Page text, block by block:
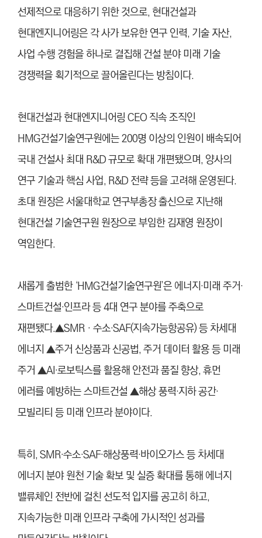
선제적으로 대응하기 위한 것으로, 현대건설과
현대엔지니어링은 각 사가 보유한 연구 인력, 기술 자산,
사업 수행 경험을 하나로 결집해 건설 분야 미래 기술
경쟁력을 획기적으로 끌어올린다는 방침이다.
현대건설과 현대엔지니어링 CEO 직속 조직인
HMG건설기술연구원에는 200명 이상의 인원이 배속되어
국내 건설사 최대 R&D 규모로 확대 개편됐으며, 양사의
연구 기술과 핵심 사업, R&D 전략 등을 고려해 운영된다.
초대 원장은 서울대학교 연구부총장 출신으로 지난해
현대건설 기술연구원 원장으로 부임한 김재영 원장이
역임한다.
새롭게 출범한 ‘HMG건설기술연구원’은 에너지·미래 주거·
스마트건설·인프라 등 4대 연구 분야를 주축으로
재편됐다.▲SMR‧수소·SAF(지속가능항공유) 등 차세대
에너지 ▲주거 신상품과 신공법, 주거 데이터 활용 등 미래
주거 ▲AI·로보틱스를 활용해 안전과 품질 향상, 휴먼
에러를 예방하는 스마트건설 ▲해상 풍력·지하 공간·
모빌리티 등 미래 인프라 분야이다.
특히, SMR·수소·SAF·해상풍력·바이오가스 등 차세대
에너지 분야 원천 기술 확보 및 실증 확대를 통해 에너지
밸류체인 전반에 걸친 선도적 입지를 공고히 하고,
지속가능한 미래 인프라 구축에 가시적인 성과를